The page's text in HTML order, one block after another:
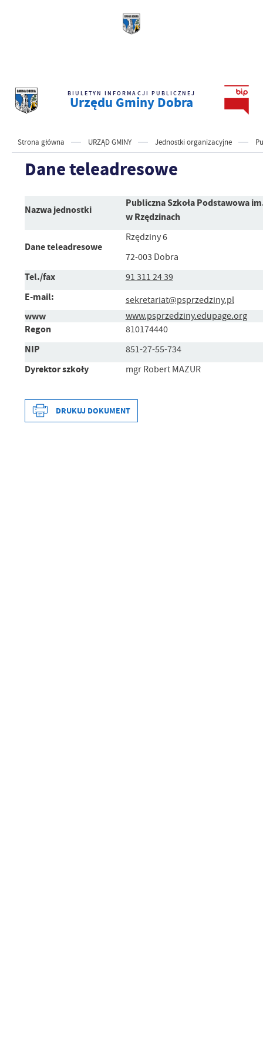
BIULETYN INFORMACJI PUBLICZNEJ
Urzędu Gminy Dobra
Strona główna URZĄD GMINY Jednostki organizacyjne
Dane teleadresowe
Nazwa jednostki
Publiczna Szkoła Podstawowa
w Rzędzinach
Dane teleadresowe
Rzędziny 6
72-003 Dobra
Tel./fax 91 311 24 39
E-mail: sekretariat@psprzedziny.pl
www www.psprzedziny.edupage.org
Regon 810174440
NIP 851-27-55-734
Dyrektor szkoły mgr Robert MAZUR
DRUKUJ DOKUMENT